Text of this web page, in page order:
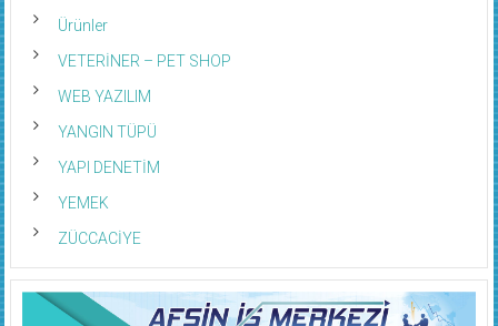
Ürünler
VETERİNER – PET SHOP
WEB YAZILIM
YANGIN TÜPÜ
YAPI DENETİM
YEMEK
ZÜCCACİYE